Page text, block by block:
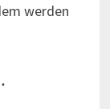
werden